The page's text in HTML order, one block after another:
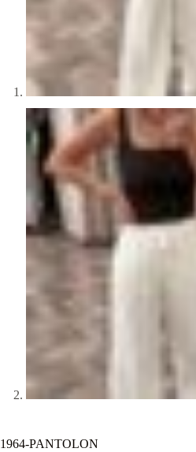
1964-PANTOLON